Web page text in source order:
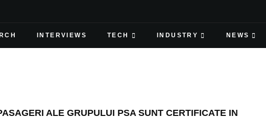
INTERVIEWS TECH INDUSTRY NEWS
ALE GRUPULUI PSA SUNT CERTIFICATE IN